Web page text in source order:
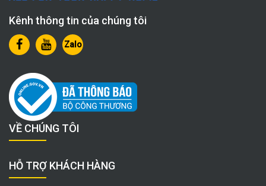
Kênh thông tin của chúng tôi
Zalo
VỀ CHÚNG TÔI
HỖ TRỢ KHÁCH HÀNG